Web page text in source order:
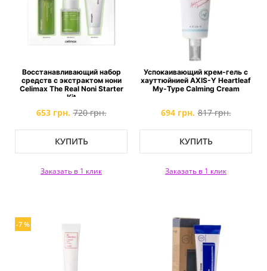
Восстанавливающий набор
средств с экстрактом нони
Celimax The Real Noni Starter
Kit
653 грн. 720 грн.
КУПИТЬ
Заказать в 1 клик
Успокаивающий крем-гель с
хауттюйнией AXIS-Y Heartleaf
My-Type Calming Cream
694 грн. 817 грн.
КУПИТЬ
Заказать в 1 клик
-7 %